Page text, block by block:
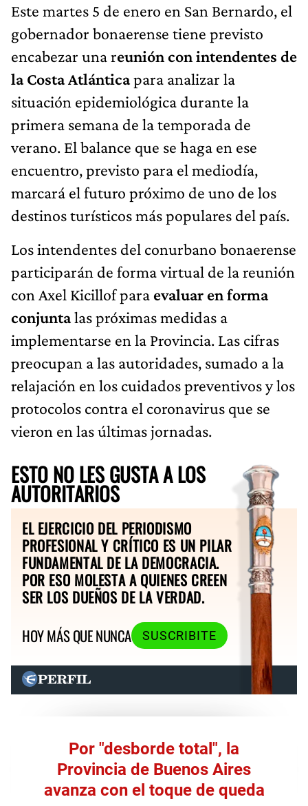
Este martes 5 de enero en San Bernardo, el
gobernador bonaerense tiene previsto
encabezar una reunión con intendentes de
la Costa Atlánticapara analizar la
situación epidemiológica durante la
primera semana de la temporada de
verano. El balance que se haga en ese
encuentro, previsto para el mediodía,
marcará el futuro próximo de uno de los
destinos turísticos más populares del país.
Los intendentes del conurbano bonaerense
participarán de forma virtual de la reunión
con Axel Kicillof para evaluar en forma
conjuntalas próximas medidas a
implementarse en la Provincia. Las cifras
preocupan a las autoridades, sumado a la
relajación en los cuidados preventivos y los
protocolos contra el coronavirus que se
vieron en las últimas jornadas.
ESTO NO LES GUSTA A LOS
AUTORITARIOS
EL EJERCICIO DEL PERIODISMO
PROFESIONAL Y CRÍTICO ES UN PILAR
FUNDAMENTAL DE LA DEMOCRACIA.
POR ESO MOLESTA A QUIENES CREEN
SER LOS DUEÑOS DE LA VERDAD.
HOY MÁS QUE NUNCA
SUSCRIBITE
Por "desborde total", la
Provincia de Buenos Aires
avanza con el toque de queda